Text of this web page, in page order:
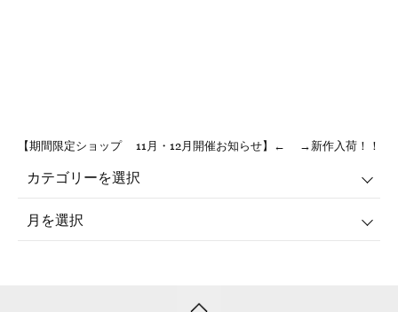
【期間限定ショップ 11月・12月開催お知らせ】← →新作入荷！！